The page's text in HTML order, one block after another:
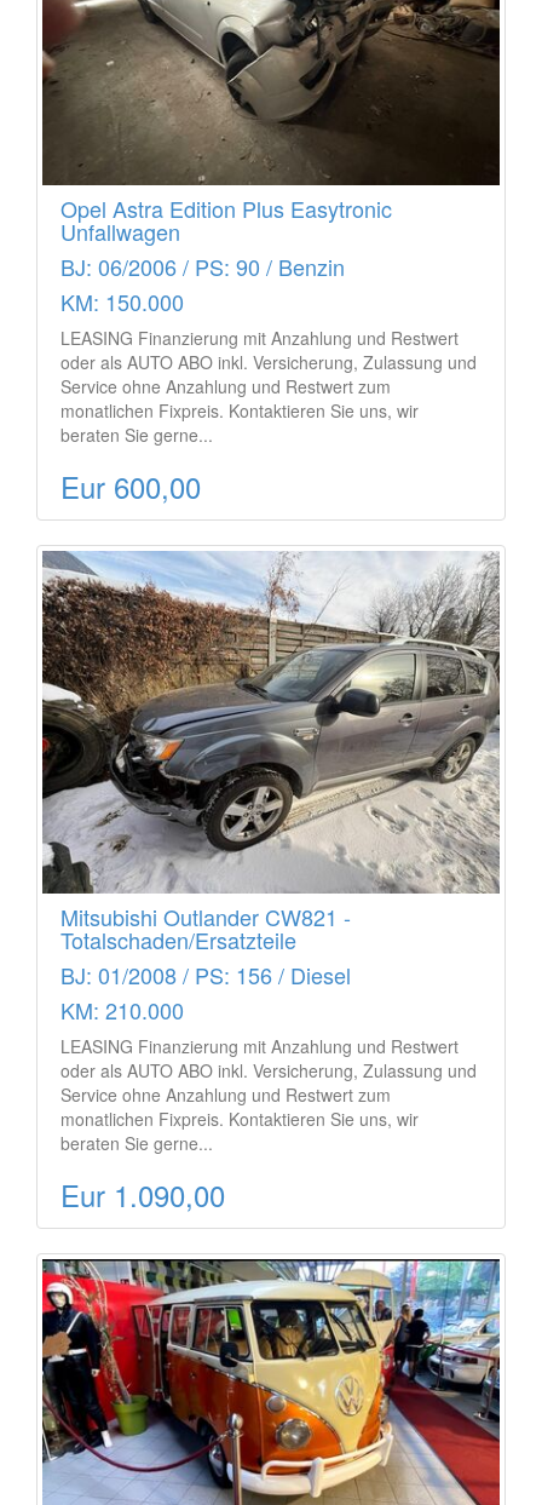
Opel Astra Edition Plus Easytronic
Unfallwagen
BJ: 06/2006 / PS: 90 / Benzin
KM: 150.000
LEASING Finanzierung mit Anzahlung und Restwert
oder als AUTO ABO inkl. Versicherung, Zulassung und
Service ohne Anzahlung und Restwert zum
monatlichen Fixpreis. Kontaktieren Sie uns, wir
beraten Sie gerne...
Eur 600,00
Mitsubishi Outlander CW821 -
Totalschaden/Ersatzteile
BJ: 01/2008 / PS: 156 / Diesel
KM: 210.000
LEASING Finanzierung mit Anzahlung und Restwert
oder als AUTO ABO inkl. Versicherung, Zulassung und
Service ohne Anzahlung und Restwert zum
monatlichen Fixpreis. Kontaktieren Sie uns, wir
beraten Sie gerne...
Eur 1.090,00